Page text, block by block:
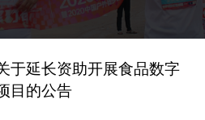
于延长资助开展食品数字
目的公告